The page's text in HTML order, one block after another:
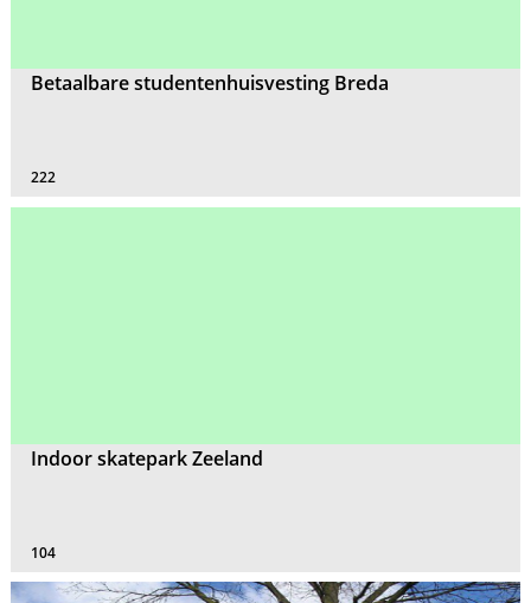
Betaalbare studentenhuisvesting Breda
222
Indoor skatepark Zeeland
104